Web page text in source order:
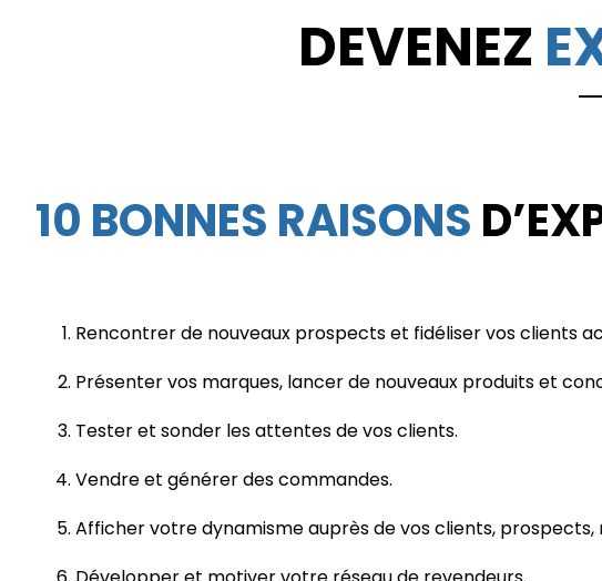
DEVENEZ
10 BONNES RAISONS
Rencontrer de nouveaux prospects et fidéliser vos clients
Présenter vos marques, lancer de nouveaux produits et
Tester et sonder les attentes de vos clients.
Vendre et générer des commandes.
Afficher votre dynamisme auprès de vos clients,